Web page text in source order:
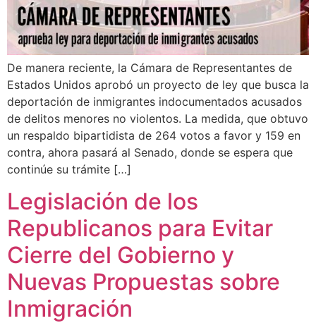
De manera reciente, la Cámara de Representantes de
Estados Unidos aprobó un proyecto de ley que busca la
deportación de inmigrantes indocumentados acusados
de delitos menores no violentos. La medida, que obtuvo
un respaldo bipartidista de 264 votos a favor y 159 en
contra, ahora pasará al Senado, donde se espera que
continúe su trámite […]
Legislación de los
Republicanos para Evitar
Cierre del Gobierno y
Nuevas Propuestas sobre
Inmigración